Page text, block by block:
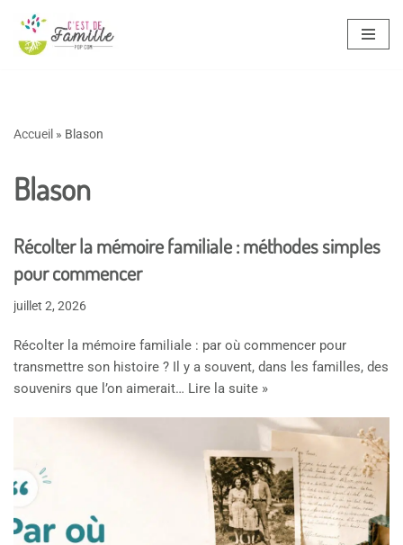
Aller
Accueil » Blason
Blason
Récolter la mémoire familiale : méthodes simples
pour commencer
juillet 2, 2026
Récolter la mémoire familiale : par où commencer pour
transmettre son histoire ? Il y a souvent, dans les familles, des
souvenirs que l’on aimerait… Lire la suite »